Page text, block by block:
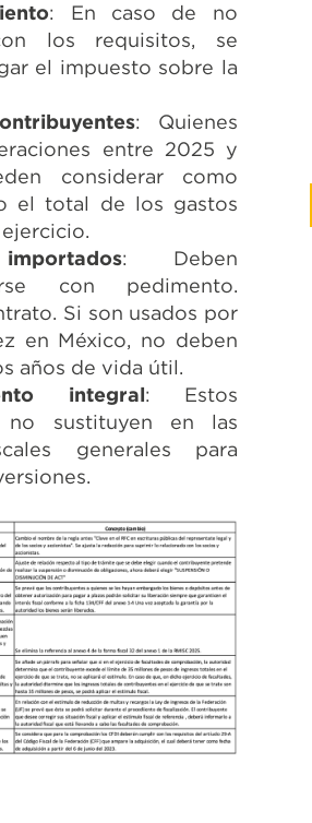
: En caso de no
los requisitos, se
el impuesto sobre la
: Quienes
entre 2025 y
considerar como
el total de los gastos
: Deben
con pedimento.
Si son usados por
en México, no deben
años de vida útil.
integral: Estos
no sustituyen en las
generales para